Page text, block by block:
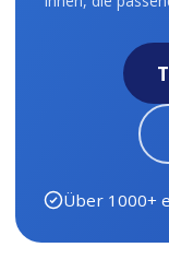
Über 1000+